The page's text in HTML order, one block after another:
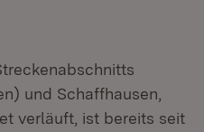
und Schaffhausen,
verläuft, ist bereits seit